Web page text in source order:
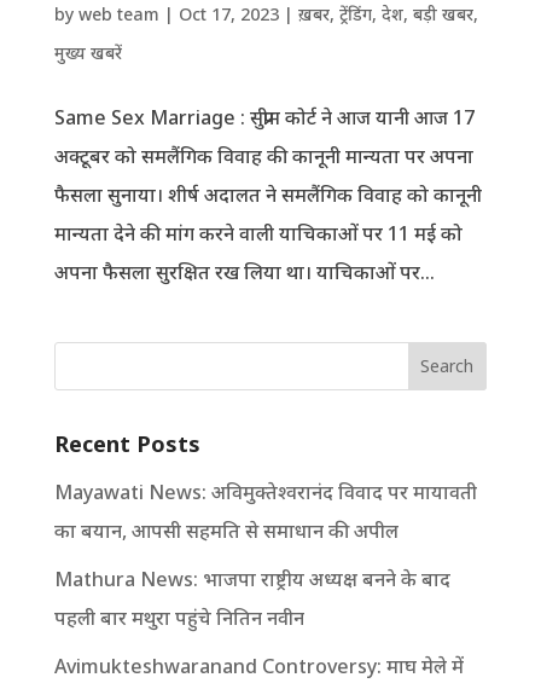
by web team | Oct 17, 2023| ख़बर, ट्रेंडिंग, देश, बड़ी खबर,
मुख्य खबरें
Same Sex Marriage : सुप्रीम कोर्ट ने आज यानी आज 17
अक्टूबर को समलैंगिक विवाह की कानूनी मान्यता पर अपना
फैसला सुनाया। शीर्ष अदालत ने समलैंगिक विवाह को कानूनी
मान्यता देने की मांग करने वाली याचिकाओं पर 11 मई को
अपना फैसला सुरक्षित रख लिया था। याचिकाओं पर...
Search
Recent Posts
Mayawati News: अविमुक्तेश्वरानंद विवाद पर मायावती
का बयान, आपसी सहमति से समाधान की अपील
Mathura News: भाजपा राष्ट्रीय अध्यक्ष बनने के बाद
पहली बार मथुरा पहुंचे नितिन नवीन
Avimukteshwaranand Controversy: माघ मेले में